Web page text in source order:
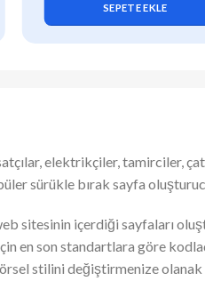
SEPETE EKLE
elektrikçiler, tamirciler,
sürükle bırak sayfa
sitesinin içerdiği sayfaları
için en son standartlara göre
stilini değiştirmenize